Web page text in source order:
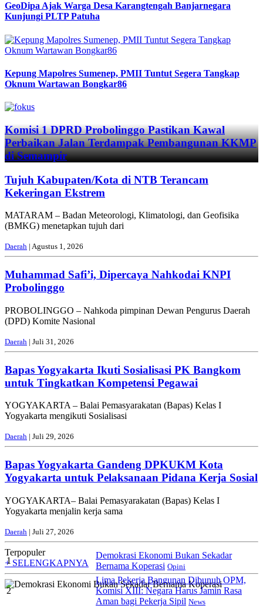
GeoDipa Ajak Warga Desa Karangtengah Banjarnegara
Kunjungi PLTP Patuha
Kepung Mapolres Sumenep, PMII Tuntut Segera Tangkap
Oknum Wartawan Bongkar86
Previous
Next
Komisi 1 DPRD Probolinggo Pastikan Kawal
Perbaikan Jalan Terdampak Pembangunan KKMP
di Semampir
Tujuh Kabupaten/Kota di NTB Terancam
Kekeringan Ekstrem
MATARAM – Badan Meteorologi, Klimatologi, dan Geofisika
(BMKG) menetapkan tujuh dari
Daerah | Agustus 1, 2026
Muhammad Safi’i, Dipercaya Nahkodai KNPI
Probolinggo
PROBOLINGGO – Nahkoda pimpinan Dewan Pengurus Daerah
(DPD) Komite Nasional
Daerah | Juli 31, 2026
Bapas Yogyakarta Ikuti Sosialisasi PK Bangkom
untuk Tingkatkan Kompetensi Pegawai
YOGYAKARTA – Balai Pemasyarakatan (Bapas) Kelas I
Yogyakarta mengikuti Sosialisasi
Daerah | Juli 29, 2026
Bapas Yogyakarta Gandeng DPKUKM Kota
Yogyakarta untuk Pelaksanaan Pidana Kerja Sosial
YOGYAKARTA– Balai Pemasyarakatan (Bapas) Kelas I
Yogyakarta menjalin kerja sama
Daerah | Juli 27, 2026
Terpopuler
+ SELENGKAPNYA
1
Demokrasi Ekonomi Bukan Sekadar
Bernama Koperasi Opini
2
Lima Pekerja Bangunan Dibunuh OPM,
Komisi XIII: Negara Harus Jamin Rasa
Aman bagi Pekerja Sipil News